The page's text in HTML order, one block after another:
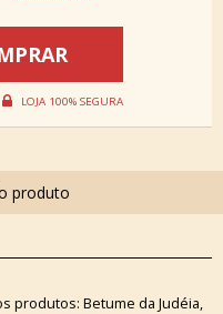
produtos: Betume da Judéia,